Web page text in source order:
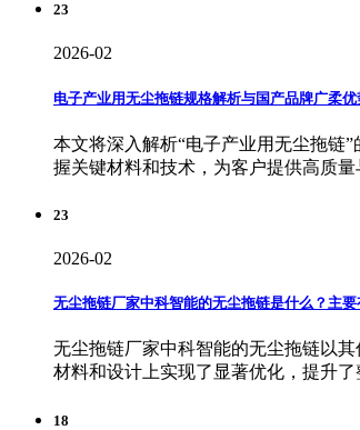
23
2026-02
电子产业用无尘拖链规格解析与国产品牌广柔
本文将深入解析“电子产业用无尘拖链
握关键材料和技术，为客户提供高质量
23
2026-02
无尘拖链厂家中科智能的无尘拖链是什么？主要
无尘拖链厂家中科智能的无尘拖链以
材料和设计上实现了显著优化，提升了
18